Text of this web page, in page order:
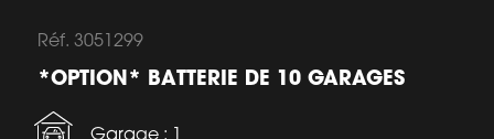
Réf. 3051299
*OPTION* BATTERIE DE 10 GARAGES
Garage : 1